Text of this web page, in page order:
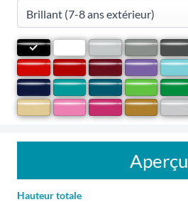
Aperçu
Hauteur totale